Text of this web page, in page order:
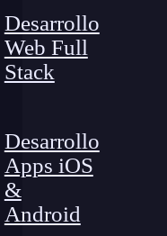
Desarrollo
Web Full
Stack
Desarrollo
Apps iOS
&
Android